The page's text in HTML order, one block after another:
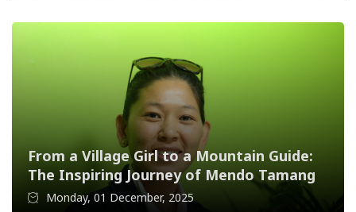
From a Village Girl to a Mountain Guide:
The Inspiring Journey of Mendo Tamang
Monday, 01 December, 2025